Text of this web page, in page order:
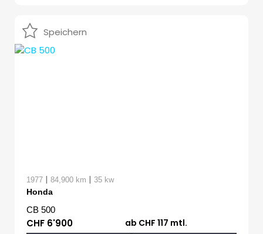
Speichern
1977 | 84,900 km | 35 kw
Honda
CB 500
CHF 6'900
ab CHF 117 mtl.